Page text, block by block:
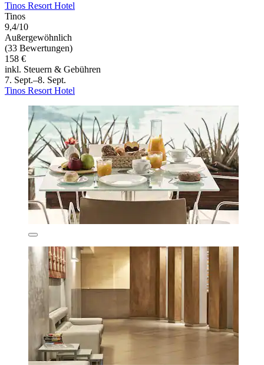
Tinos Resort Hotel
Tinos
9,4/10
Außergewöhnlich
(33 Bewertungen)
158 €
inkl. Steuern & Gebühren
7. Sept.–8. Sept.
Tinos Resort Hotel